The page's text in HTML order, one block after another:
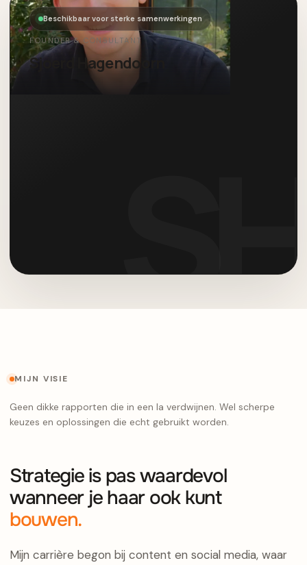
Beschikbaar voor sterke samenwerkingen
FOUNDER & CONSULTANT
Sjoerd Hagendoorn
MIJN VISIE
Geen dikke rapporten die in een la verdwijnen. Wel scherpe
keuzes en oplossingen die echt gebruikt worden.
Strategie is pas waardevol
wanneer je haar ook kunt
bouwen.
Mijn carrière begon bij content en social media, waar